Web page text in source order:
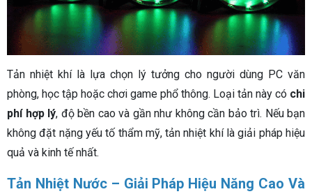
Tản nhiệt khí là lựa chọn lý tưởng cho người dùng PC văn
phòng, học tập hoặc chơi game phổ thông. Loại tản này có chi
phí hợp lý, độ bền cao và gần như không cần bảo trì. Nếu bạn
không đặt nặng yếu tố thẩm mỹ, tản nhiệt khí là giải pháp hiệu
quả và kinh tế nhất.
Tản Nhiệt Nước – Giải Pháp Hiệu Năng Cao Và